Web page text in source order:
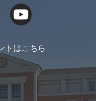
トはこちら